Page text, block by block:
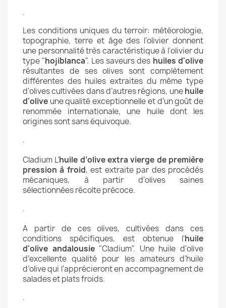
.
Les conditions uniques du terroir: météorologie,
topographie, terre et âge des l'olivier donnent
une personnalité très caractéristique à l'olivier du
type "hojiblanca". Les saveurs des huiles d'olive
résultantes de ses olives sont complètement
différentes des huiles extraites du même type
d’olives cultivées dans d’autres régions, unehuile
d'olive une qualité exceptionnelle et d’un goût de
renommée internationale, une huile dont les
origines sont sans équivoque.
.
Cladium L’huile d’olive extra vierge de première
pression à froid, est extraite par des procédés
mécaniques, à partir d'olives saines
sélectionnées récolte précoce.
.
A partir de ces olives, cultivées dans ces
conditions spécifiques, est obtenue l'huile
d'olive andalousie"Cladium". Une huile d'olive
d’excellente qualité pour les amateurs d’huile
d’olive qui l’apprécieront en accompagnement de
salades et plats froids.
.